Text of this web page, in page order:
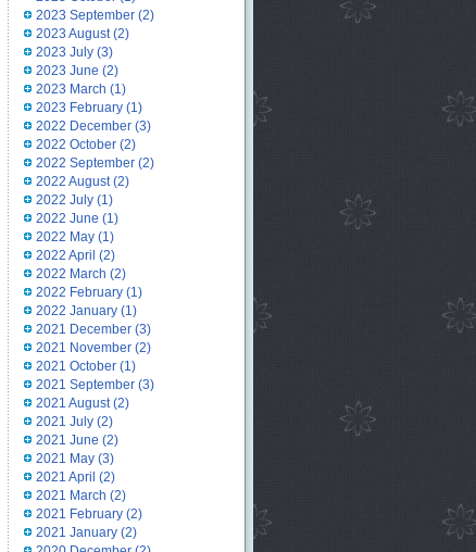
2023 September(2)
2023 August(2)
2023 July(3)
2023 June (2)
2023 March (1)
2023 February(1)
2022 December(3)
2022 October(2)
2022 September(2)
2022 August(2)
2022 July(1)
2022 June (1)
2022 May(1)
2022 April (2)
2022 March (2)
2022 February(1)
2022 January(1)
2021 December(3)
2021 November(2)
2021 October(1)
2021 September(3)
2021 August(2)
2021 July(2)
2021 June (2)
2021 May(3)
2021 April (2)
2021 March (2)
2021 February(2)
2021 January(2)